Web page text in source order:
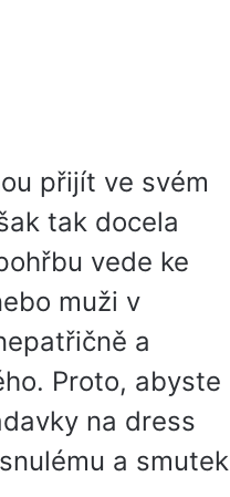
přijít ve svém
tak docela
vede ke
muži v
a
Proto, abyste
na dress
a smutek